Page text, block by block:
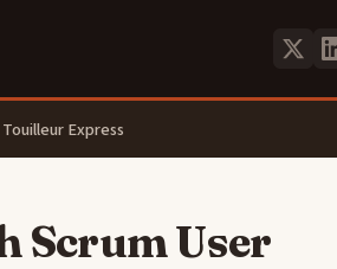
Express
Scrum User